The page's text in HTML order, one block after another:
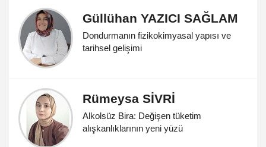
Güllühan YAZICI SAĞLAM
Dondurmanın fizikokimyasal yapısı ve
tarihsel gelişimi
Rümeysa SİVRİ
Alkolsüz Bira: Değişen tüketim
alışkanlıklarının yeni yüzü